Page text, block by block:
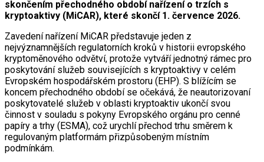
skončením přechodného období nařízení o trzích s
kryptoaktivy (MiCAR), které skončí 1. července 2026.
Zavedení nařízení MiCAR představuje jeden z
nejvýznamnějších regulatorních kroků v historii evropského
kryptoměnového odvětví, protože vytváří jednotný rámec pro
poskytování služeb souvisejících s kryptoaktivy v celém
Evropském hospodářském prostoru (EHP). S blížícím se
koncem přechodného období se očekává, že neautorizovaní
poskytovatelé služeb v oblasti kryptoaktiv ukončí svou
činnost v souladu s pokyny Evropského orgánu pro cenné
papíry a trhy (ESMA), což urychlí přechod trhu směrem k
regulovaným platformám přizpůsobeným místním
podmínkám.